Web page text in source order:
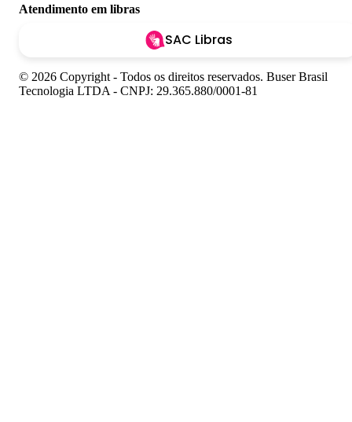
Atendimento em libras
SAC Libras
© 2026 Copyright - Todos os direitos reservados. Buser Brasil
Tecnologia LTDA - CNPJ: 29.365.880/0001-81